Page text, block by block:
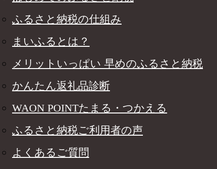
ふるさと納税の仕組み
まいふるとは？
メリットいっぱい 早めのふるさと納税
かんたん返礼品診断
WAON POINTたまる・つかえる
ふるさと納税ご利用者の声
よくあるご質問